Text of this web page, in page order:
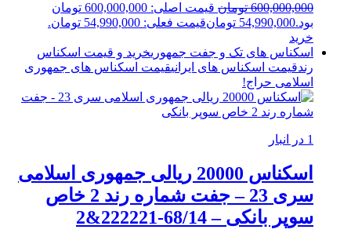
600,000,000 تومان
قیمت اصلی: 600,000,000 تومان
بود.54,990,000 تومانقیمت فعلی: 54,990,000 تومان.
خرید
اسکناس های تک و جفت جمهوریخرید و قیمت اسکناس
رندقیمت اسکناس های ایرانیقیمت اسکناس های جمهوری
اسلامی حراج!
1 در انبار
اسکناس 20000 ریالی جمهوری اسلامی
سری 23 – جفت شماره رند 2 خاص
سوپر بانکی – 68/14-222221&2